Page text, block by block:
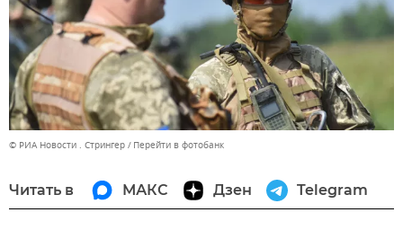
© РИА Новости . Стрингер Перейти в фотобанк
Читать в МАКС Дзен Telegram